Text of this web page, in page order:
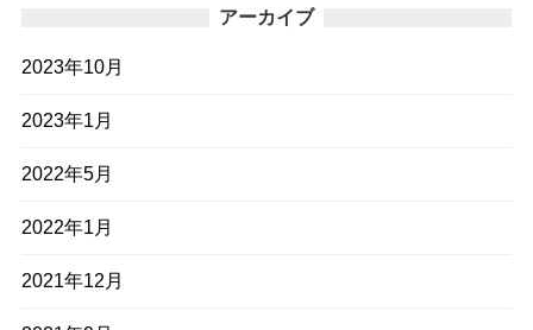
アーカイブ
2023年10月
2023年1月
2022年5月
2022年1月
2021年12月